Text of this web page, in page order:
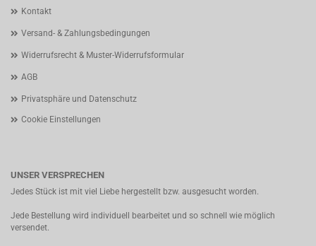
Kontakt
Versand- & Zahlungsbedingungen
Widerrufsrecht & Muster-Widerrufsformular
AGB
Privatsphäre und Datenschutz
Cookie Einstellungen
UNSER VERSPRECHEN
Jedes Stück ist mit viel Liebe hergestellt bzw. ausgesucht worden.
Jede Bestellung wird individuell bearbeitet und so schnell wie möglich
versendet.